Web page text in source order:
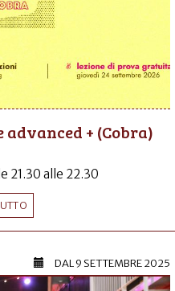
+ (Cobra)
21.30 alle 22.30
DAL9 SETTEMBRE 2025